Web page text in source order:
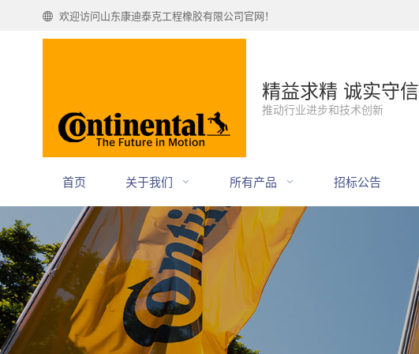
欢迎访问山东康迪泰克工程橡胶有限公司官网！
精益求精 诚实守信
推动行业进步和技术创新
首页 关于我们 所有产品 招标公告